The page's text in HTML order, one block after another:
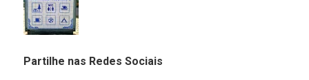
Partilhe nas Redes Sociais